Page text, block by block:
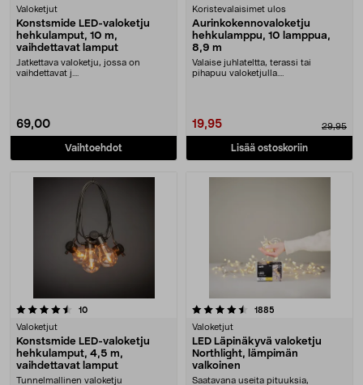
Valoketjut
Konstsmide LED-valoketju
hehkulamput, 10 m,
vaihdettavat lamput
Jatkettava valoketju, jossa on
vaihdettavat j....
69,00
Vaihtoehdot
Koristevalaisimet ulos
Aurinkokennovaloketju
hehkulamppu, 10 lamppua,
8,9 m
Valaise juhlateltta, terassi tai
pihapuu valoketjulla.
19,95 29,95
Lisää ostoskoriin
10arvostelut
Valoketjut
Konstsmide LED-valoketju
hehkulamput, 4,5 m,
vaihdettavat lamput
Tunnelmallinen valoketju
4.5 viidestä tähdestä 1885
Valoketjut
LED Läpinäkyvä valoketju
Northlight, lämpimän
valkoinen
Saatavana useita pituuksia,